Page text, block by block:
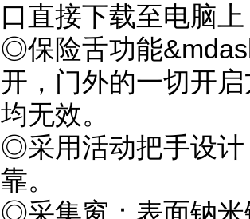
口直接下载至电脑
◎保险舌功能
开，门外的一切开
均无效。
◎采用活动把手设计
靠。
◎采集窗：表面钠米